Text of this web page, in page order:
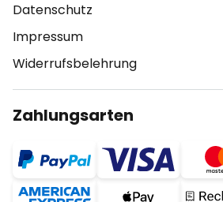
Datenschutz
Impressum
Widerrufsbelehrung
Zahlungsarten